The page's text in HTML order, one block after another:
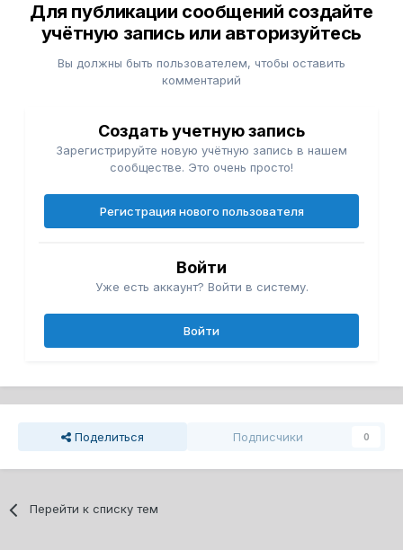
Для публикации сообщений создайте
учётную запись или авторизуйтесь
Вы должны быть пользователем, чтобы оставить
комментарий
Создать учетную запись
Зарегистрируйте новую учётную запись в нашем
сообществе. Это очень просто!
Регистрация нового пользователя
Войти
Уже есть аккаунт? Войти в систему.
Войти
Поделиться Подписчики 0
Перейти к списку тем